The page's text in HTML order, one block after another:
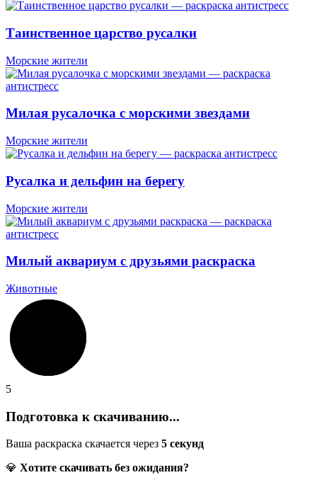
Таинственное царство русалки
Морские жители
Милая русалочка с морскими звездами
Морские жители
Русалка и дельфин на берегу
Морские жители
Милый аквариум с друзьями раскраска
Животные
5
Подготовка к скачиванию...
Ваша раскраска скачается через 5 секунд
💎 Хотите скачивать без ожидания?